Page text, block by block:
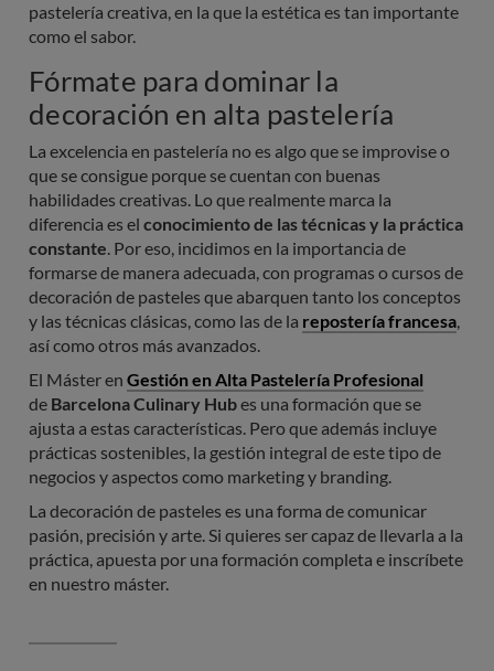
pastelería creativa, en la que la estética es tan importante
como el sabor.
Fórmate para dominar la
decoración en alta pastelería
La excelencia en pastelería no es algo que se improvise o
que se consigue porque se cuentan con buenas
habilidades creativas. Lo que realmente marca la
diferencia es el conocimiento de las técnicas y la práctica
constante . Por eso, incidimos en la importancia de
formarse de manera adecuada, con programas o cursos de
decoración de pasteles que abarquen tanto los conceptos
y las técnicas clásicas, como las de la repostería francesa
así como otros más avanzados.
El Máster en Gestión en Alta Pastelería Profesional
de Barcelona Culinary Hubes una formación que se
ajusta a estas características. Pero que además incluye
prácticas sostenibles, la gestión integral de este tipo de
negocios y aspectos como marketing y branding.
La decoración de pasteles es una forma de comunicar
pasión, precisión y arte. Si quieres ser capaz de llevarla a la
práctica, apuesta por una formación completa e inscríbete
en nuestro máster.